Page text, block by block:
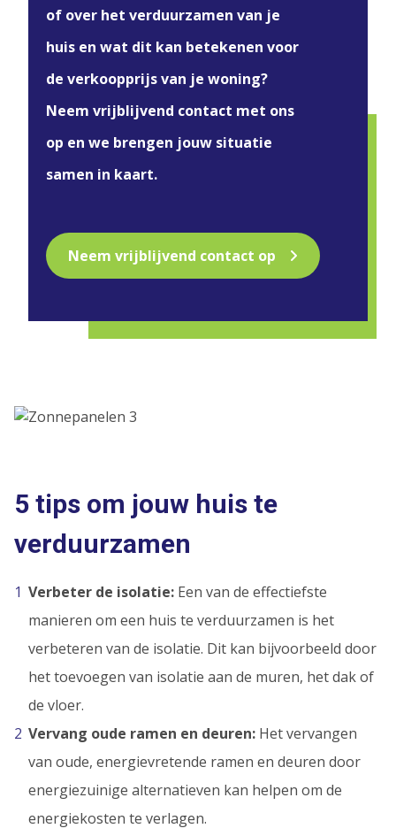
of over het verduurzamen van je
huis en wat dit kan betekenen voor
de verkoopprijs van je woning?
Neem vrijblijvend contact met ons
op en we brengen jouw situatie
samen in kaart.
Neem vrijblijvend contact op
5 tips om jouw huis te
verduurzamen
Verbeter de isolatie: Een van de effectiefste
manieren om een huis te verduurzamen is het
verbeteren van de isolatie. Dit kan bijvoorbeeld door
het toevoegen van isolatie aan de muren, het dak of
de vloer.
Vervang oude ramen en deuren: Het vervangen
van oude, energievretende ramen en deuren door
energiezuinige alternatieven kan helpen om de
energiekosten te verlagen.